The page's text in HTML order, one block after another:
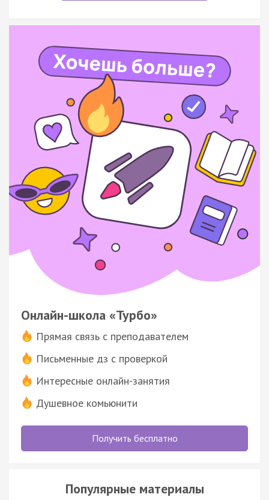
Онлайн-школа «Турбо»
Прямая связь с преподавателем
Письменные дз с проверкой
Интересные онлайн-занятия
Душевное комьюнити
Получить бесплатно
Популярные материалы